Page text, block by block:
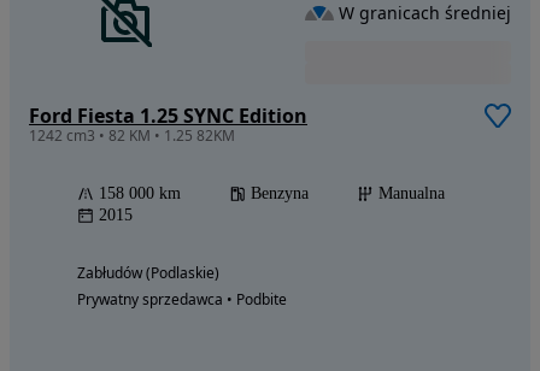
Ford Fiesta 1.25 SYNC Edition
1242 cm3 • 82 KM • 1.25 82KM
158 000 km Benzyna
Manualna
2015
Zabłudów (Podlaskie)
Prywatny sprzedawca • Podbite
W granicach średniej